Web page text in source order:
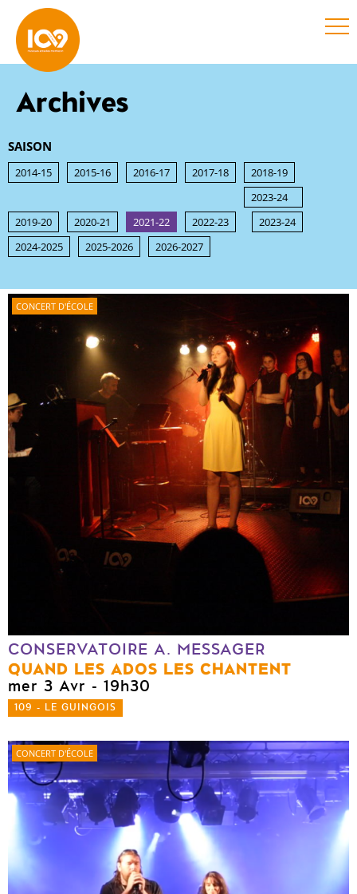
Archives
SAISON
2014-15 2015-16 2016-17 2017-18 2018-19
2019-20 2020-21 2021-22 2022-23
2023-24
2023-24
2024-2025
2025-2026 2026-2027
CONCERT D'ÉCOLE
CONSERVATOIRE A. MESSAGER
QUAND LES ADOS LES CHANTENT
mer 3 Avr - 19h30
109 - LE GUINGOIS
CONCERT D'ÉCOLE